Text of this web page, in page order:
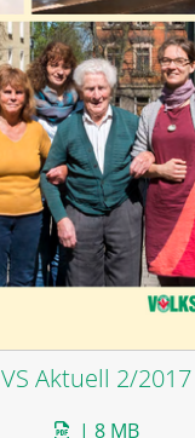
VS Aktuell 2/2017
| 8 MB